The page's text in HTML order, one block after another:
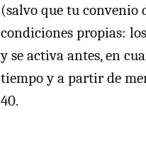
(salvo que tu convenio
condiciones propias:
y se activa antes, en
tiempo y a partir de
40.